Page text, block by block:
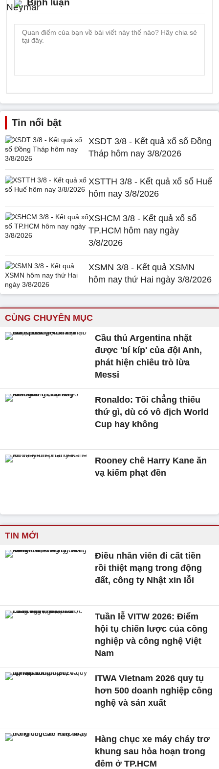
Bình luận
Tin nổi bật
XSDT 3/8 - Kết quả xổ số Đồng
Tháp hôm nay 3/8/2026
XSTTH 3/8 - Kết quả xổ số Huế
hôm nay 3/8/2026
XSHCM 3/8 - Kết quả xổ số
TP.HCM hôm nay ngày
3/8/2026
XSMN 3/8 - Kết quả XSMN
hôm nay thứ Hai ngày 3/8/2026
CÙNG CHUYÊN MỤC
Cầu thủ Argentina nhặt
được 'bí kíp' của đội Anh,
phát hiện chiêu trò lừa
Messi
Ronaldo: Tôi chẳng thiếu
thứ gì, dù có vô địch World
Cup hay không
Rooney chê Harry Kane ăn
vạ kiếm phạt đền
TIN MỚI
Điều nhân viên đi cất tiền
rồi thiệt mạng trong động
đất, công ty Nhật xin lỗi
Tuần lễ VITW 2026: Điểm
hội tụ chiến lược của công
nghiệp và công nghệ Việt
Nam
ITWA Vietnam 2026 quy tụ
hơn 500 doanh nghiệp công
nghệ và sản xuất
Hàng chục xe máy cháy trơ
khung sau hỏa hoạn trong
đêm ở TP.HCM